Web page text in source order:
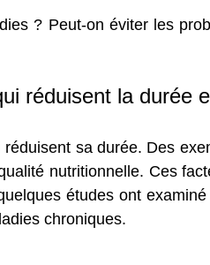
? Peut-on éviter les
réduisent la durée
sa durée. Des
nutritionnelle. Ces
études ont
chroniques.